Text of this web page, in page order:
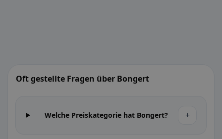
Oft gestellte Fragen über Bongert
Welche Preiskategorie hat Bongert? +